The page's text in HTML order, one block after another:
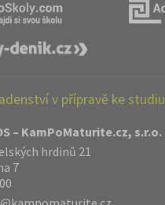
v přípravě ke studiu
– KamPoMaturite.cz, s.r.o.
hrdinů 21
7